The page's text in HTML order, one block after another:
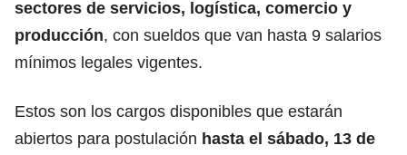
sectores de servicios, logística, comercio y
producción, con sueldos que van hasta 9 salarios
mínimos legales vigentes.
Estos son los cargos disponibles que estarán
abiertos para postulación hasta el sábado, 13 de